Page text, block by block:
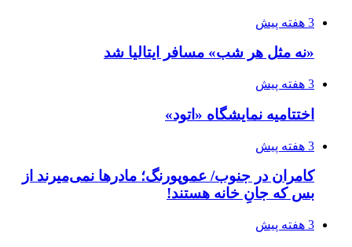
3 هفته پیش
«نه مثل هر شب» مسافر ایتالیا شد
3 هفته پیش
اختتامیه نمایشگاه «اتود»
3 هفته پیش
کامران در جنوب/ عموپورنگ؛ مادرها نمی‌میرند از
بس که جانِ خانه هستند!
3 هفته پیش